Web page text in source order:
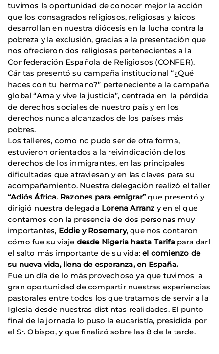
tuvimos la oportunidad de conocer mejor la acción
que los consagrados religiosos, religiosas y laicos
desarrollan en nuestra diócesis en la lucha contra la
pobreza y la exclusión, gracias a la presentación que
nos ofrecieron dos religiosas pertenecientes a la
Confederación Española de Religiosos (CONFER).
Cáritas presentó su campaña institucional “¿Qué
haces con tu hermano?” perteneciente a la campaña
global “Ama y vive la justicia”, centrada en la pérdida
de derechos sociales de nuestro país y en los
derechos nunca alcanzados de los países más
pobres.
Los talleres, como no pudo ser de otra forma,
estuvieron orientados a la reivindicación de los
derechos de los inmigrantes, en las principales
dificultades que atraviesan y en las claves para su
acompañamiento. Nuestra delegación realizó el taller
“Adiós África. Razones para emigrar”que presentó y
dirigió nuestra delegada Lorena Arranz y en el que
contamos con la presencia de dos personas muy
importantes, Eddie y Rosemary, que nos contaron
cómo fue su viaje desde Nigeria hasta Tarifapara darl
el salto más importante de su vida:el comienzo de
su nueva vida, llena de esperanza, en España.
Fue un día de lo más provechoso ya que tuvimos la
gran oportunidad de compartir nuestras experiencias
pastorales entre todos los que tratamos de servir a la
Iglesia desde nuestras distintas realidades. El punto
final de la jornada lo puso la eucaristía, presidida por
el Sr. Obispo, y que finalizó sobre las 8 de la tarde.